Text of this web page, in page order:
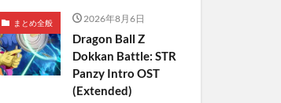
まとめ全般 2026年8月6日
Dragon Ball Z
Dokkan Battle: STR
Panzy Intro OST
(Extended)